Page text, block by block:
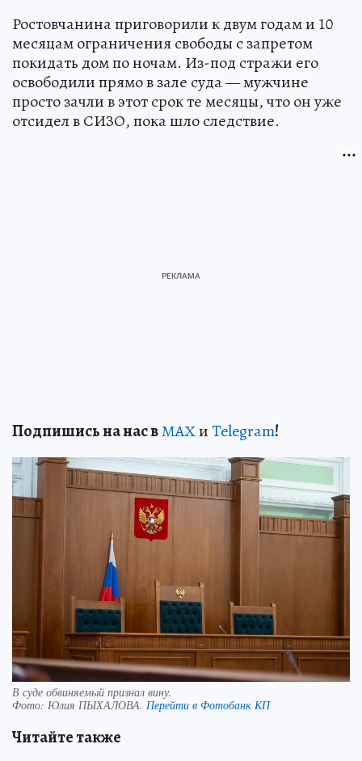
Ростовчанина приговорили к двум годам и 10
месяцам ограничения свободы с запретом
покидать дом по ночам. Из-под стражи его
освободили прямо в зале суда — мужчине
просто зачли в этот срок те месяцы, что он уже
отсидел в СИЗО, пока шло следствие.
Подпишись на нас вМАХиTelegram!
В суде обвиняемый признал вину.
Фото: Юлия ПЫХАЛОВА. Перейти в Фотобанк КП
Читайте также